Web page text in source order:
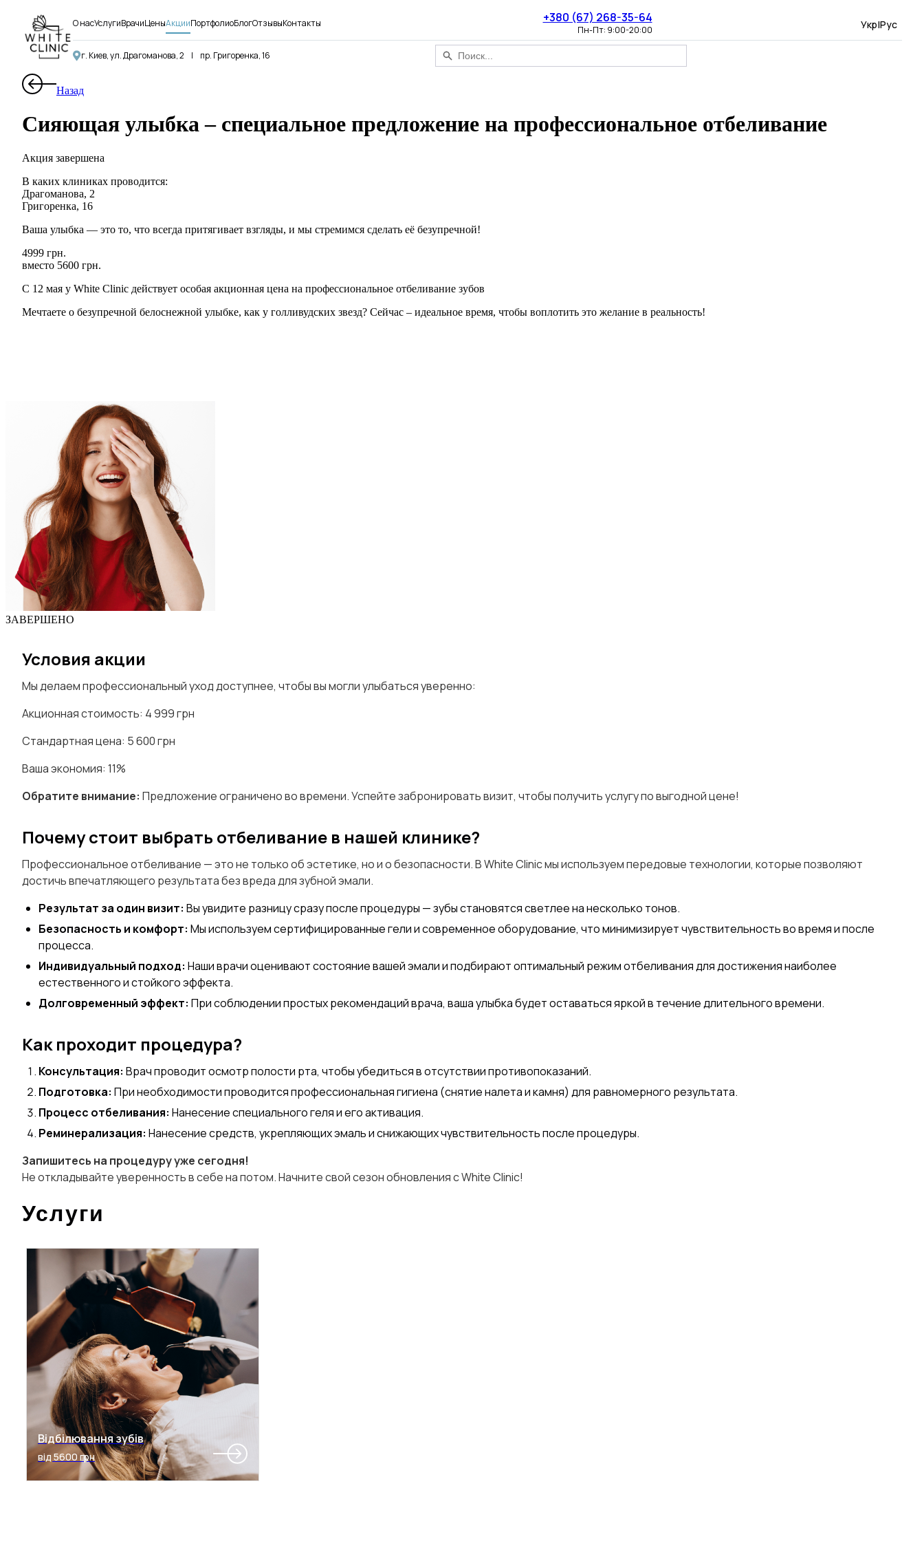
О насУслугиВрачиЦеныАкцииПортфолиоБлогОтзывыКонтакты +380 (67) 268-35-64
Пн-Пт: 9:00-20:00 Укр|Рус
г. Киев, ул. Драгоманова, 2 | пр. Григоренка, 16
Назад
Сияющая улыбка – специальное предложение на профессиональное отбеливание
Акция завершена
В каких клиниках проводится:
Драгоманова, 2
Григоренка, 16
Ваша улыбка — это то, что всегда притягивает взгляды, и мы стремимся сделать её безупречной!
4999 грн.
вместо 5600 грн.
С 12 мая у White Clinic действует особая акционная цена на профессиональное отбеливание зубов
Мечтаете о безупречной белоснежной улыбке, как у голливудских звезд? Сейчас – идеальное время, чтобы воплотить это желание в реальность!
ЗАВЕРШЕНО
Условия акции
Мы делаем профессиональный уход доступнее, чтобы вы могли улыбаться уверенно:
Акционная стоимость: 4 999 грн
Стандартная цена: 5 600 грн
Ваша экономия: 11%
Обратите внимание: Предложение ограничено во времени. Успейте забронировать визит, чтобы получить услугу по выгодной цене!
Почему стоит выбрать отбеливание в нашей клинике?
Профессиональное отбеливание — это не только об эстетике, но и о безопасности. В White Clinic мы используем передовые технологии, которые позволяют
достичь впечатляющего результата без вреда для зубной эмали.
Результат за один визит: Вы увидите разницу сразу после процедуры — зубы становятся светлее на несколько тонов.
Безопасность и комфорт: Мы используем сертифицированные гели и современное оборудование, что минимизирует чувствительность во время и после
процесса.
Индивидуальный подход: Наши врачи оценивают состояние вашей эмали и подбирают оптимальный режим отбеливания для достижения наиболее
естественного и стойкого эффекта.
Долговременный эффект: При соблюдении простых рекомендаций врача, ваша улыбка будет оставаться яркой в течение длительного времени.
Как проходит процедура?
Консультация: Врач проводит осмотр полости рта, чтобы убедиться в отсутствии противопоказаний.
Подготовка: При необходимости проводится профессиональная гигиена (снятие налета и камня) для равномерного результата.
Процесс отбеливания: Нанесение специального геля и его активация.
Реминерализация: Нанесение средств, укрепляющих эмаль и снижающих чувствительность после процедуры.
Запишитесь на процедуру уже сегодня!
Не откладывайте уверенность в себе на потом. Начните свой сезон обновления с White Clinic!
Услуги
Відбілювання зубів
від 5600 грн